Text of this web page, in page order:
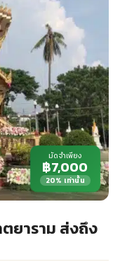
มัดจำเพียง
฿7,000
20% เท่านั้น
ยาราม ส่งถึง